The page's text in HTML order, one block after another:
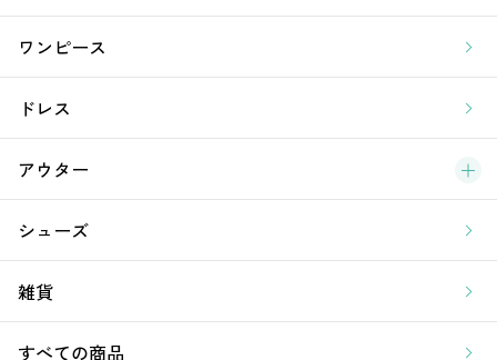
ラ
ア
ワンピース
ドレス
アウター
シューズ
雑貨
すべての商品